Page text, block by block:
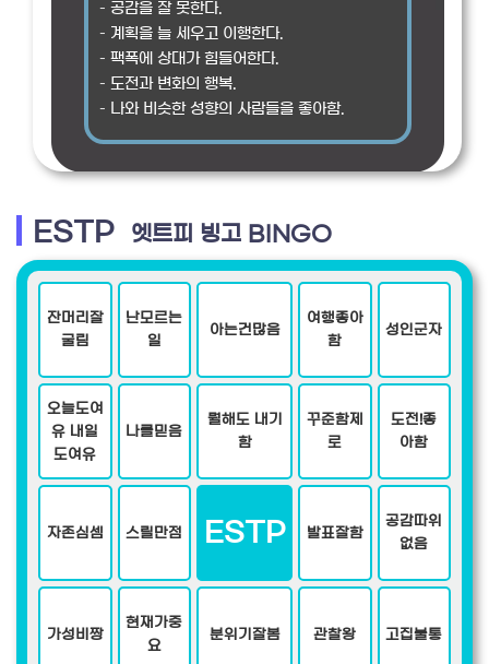
– 공감을 잘 못한다.
– 계획을 늘 세우고 이행한다.
– 팩폭에 상대가 힘들어한다.
– 도전과 변화의 행복.
– 나와 비슷한 성향의 사람들을 좋아함.
ESTP 엣트피 빙고 BINGO
잔머리잘
굴림
난모르는
일
아는건많음
여행좋아
함
성인군자
오늘도여
유 내일
도여유
나를믿음
뭘해도 내기
함
꾸준함제
로
도전!좋
아함
자존심셈 스릴만점 ESTP 발표잘함
공감따위
없음
가성비짱
현재가중
요
분위기잘봄 관찰왕 고집불통